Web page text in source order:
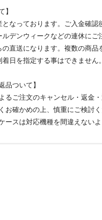
】
なっております。ご入金確認
デンウィークなどの連休にご
直送になります。複数の商品
日を指定する事はできません
品ついて】
るご注文のキャンセル・返金
お確かめの上、慎重にご検討く
ースは対応機種を間違えない